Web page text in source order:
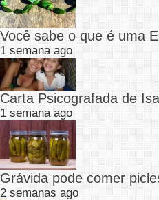
Você sabe o que é uma
1 semana ago
Carta Psicografada de
1 semana ago
Grávida pode comer
2 semanas ago